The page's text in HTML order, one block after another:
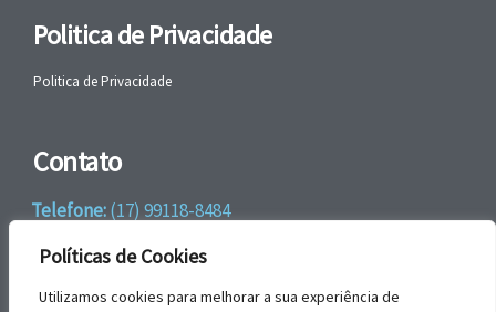
Políticas de Cookies
Utilizamos cookies para melhorar a sua experiência de
Politica de Privacidade
Politica de Privacidade
Contato
Telefone:(17) 99118-8484
WhatsApp:+55 (17) 99118-8484
email:faleconosco@gbrengenharia.com